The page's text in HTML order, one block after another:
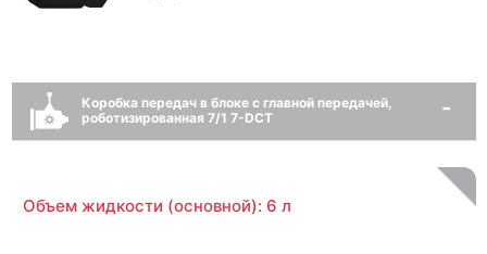
Коробка передач в блоке с главной передачей,
роботизированная 7/1 7-DCT
Объем жидкости (основной): 6 л